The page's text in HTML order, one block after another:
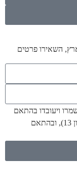
השאירו פרטים
ויעובדו בהתאם
לחוק הגנת הפרטיות, התשמ"א–1981 (כולל תיקון 13), ובהתאם